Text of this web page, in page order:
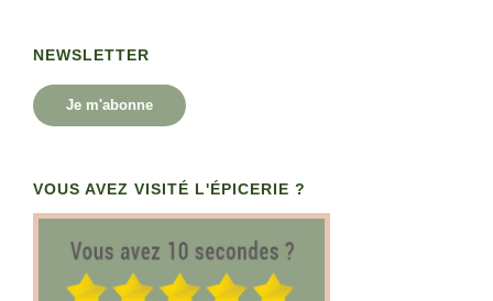
NEWSLETTER
Je m'abonne
VOUS AVEZ VISITÉ L'ÉPICERIE ?